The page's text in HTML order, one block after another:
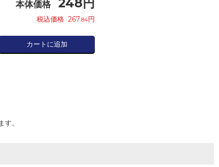
本体価格 248 円
税込価格 267.84円
カートに追加
。